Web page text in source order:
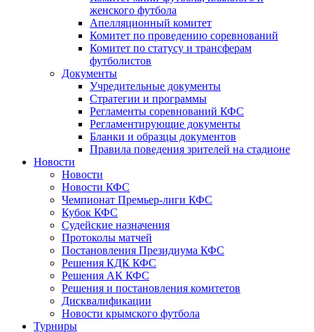
женского футбола
Апелляционный комитет
Комитет по проведению соревнований
Комитет по статусу и трансферам
футболистов
Документы
Учредительные документы
Стратегии и программы
Регламенты соревнований КФС
Регламентирующие документы
Бланки и образцы документов
Правила поведения зрителей на стадионе
Новости
Новости
Новости КФС
Чемпионат Премьер-лиги КФС
Кубок КФС
Судейские назначения
Протоколы матчей
Постановления Президиума КФС
Решения КДК КФС
Решения АК КФС
Решения и постановления комитетов
Дисквалификации
Новости крымского футбола
Турниры